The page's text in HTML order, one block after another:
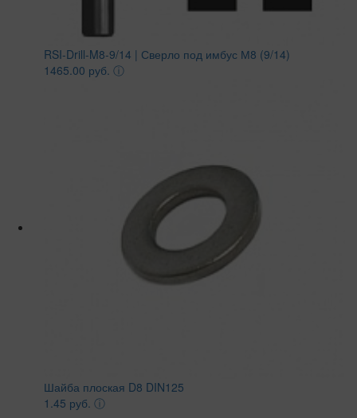
RSI-Drill-M8-9/14 | Сверло под имбус М8 (9/14)
1465.00 руб. ⓘ
Шайба плоская D8 DIN125
1.45 руб. ⓘ